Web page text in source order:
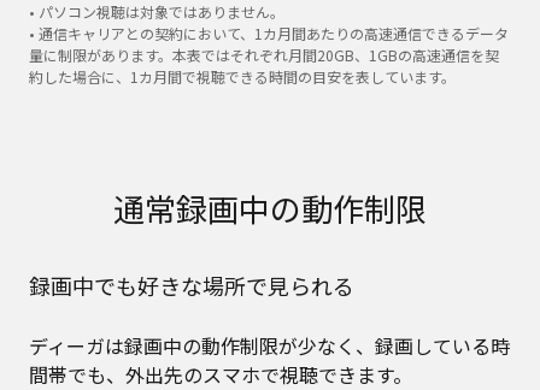
• パソコン視聴は対象ではありません。
• 通信キャリアとの契約において、1カ月間あたりの高速通信できるデータ
量に制限があります。本表ではそれぞれ月間20GB、1GBの高速通信を契
約した場合に、1カ月間で視聴できる時間の目安を表しています。
通常録画中の動作制限
録画中でも好きな場所で見られる
ディーガは録画中の動作制限が少なく、録画している時
間帯でも、外出先のスマホで視聴できます。